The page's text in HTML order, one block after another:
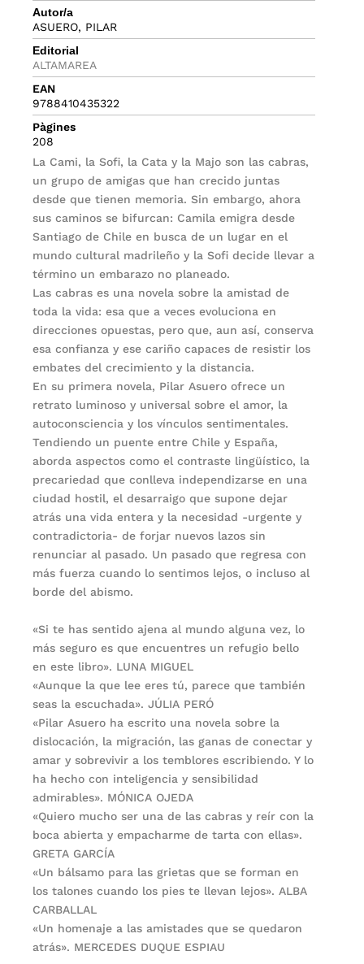
Autor/a
ASUERO, PILAR
Editorial
ALTAMAREA
EAN
9788410435322
Pàgines
208
La Cami, la Sofi, la Cata y la Majo son las cabras,
un grupo de amigas que han crecido juntas
desde que tienen memoria. Sin embargo, ahora
sus caminos se bifurcan: Camila emigra desde
Santiago de Chile en busca de un lugar en el
mundo cultural madrileño y la Sofi decide llevar a
término un embarazo no planeado.
Las cabras es una novela sobre la amistad de
toda la vida: esa que a veces evoluciona en
direcciones opuestas, pero que, aun así, conserva
esa confianza y ese cariño capaces de resistir los
embates del crecimiento y la distancia.
En su primera novela, Pilar Asuero ofrece un
retrato luminoso y universal sobre el amor, la
autoconsciencia y los vínculos sentimentales.
Tendiendo un puente entre Chile y España,
aborda aspectos como el contraste lingüístico, la
precariedad que conlleva independizarse en una
ciudad hostil, el desarraigo que supone dejar
atrás una vida entera y la necesidad -urgente y
contradictoria- de forjar nuevos lazos sin
renunciar al pasado. Un pasado que regresa con
más fuerza cuando lo sentimos lejos, o incluso al
borde del abismo.
«Si te has sentido ajena al mundo alguna vez, lo
más seguro es que encuentres un refugio bello
en este libro». LUNA MIGUEL
«Aunque la que lee eres tú, parece que también
seas la escuchada». JÚLIA PERÓ
«Pilar Asuero ha escrito una novela sobre la
dislocación, la migración, las ganas de conectar y
amar y sobrevivir a los temblores escribiendo. Y lo
ha hecho con inteligencia y sensibilidad
admirables». MÓNICA OJEDA
«Quiero mucho ser una de las cabras y reír con la
boca abierta y empacharme de tarta con ellas».
GRETA GARCÍA
«Un bálsamo para las grietas que se forman en
los talones cuando los pies te llevan lejos». ALBA
CARBALLAL
«Un homenaje a las amistades que se quedaron
atrás». MERCEDES DUQUE ESPIAU